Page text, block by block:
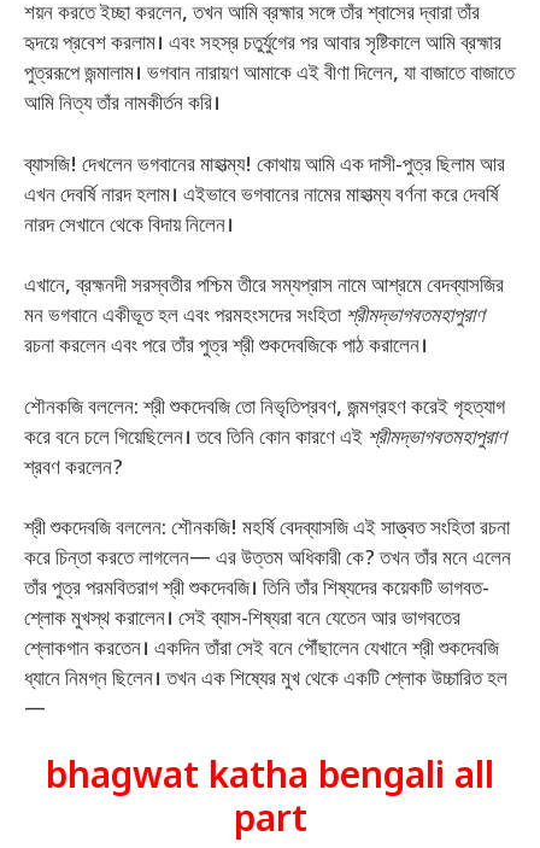
শয়ন করতে ইচ্ছা করলেন, তখন আমি ব্রহ্মার সঙ্গে তাঁর শ্বাসের দ্বারা তাঁর
হৃদয়ে প্রবেশ করলাম। এবং সহস্র চতুর্যুগের পর আবার সৃষ্টিকালে আমি ব্রহ্মার
পুত্ররূপে জন্মালাম। ভগবান নারায়ণ আমাকে এই বীণা দিলেন, যা বাজাতে বাজাতে
আমি নিত্য তাঁর নামকীর্তন করি।
ব্যাসজি! দেখলেন ভগবানের মাহাত্ম্য! কোথায় আমি এক দাসী-পুত্র ছিলাম আর
এখন দেবর্ষি নারদ হলাম। এইভাবে ভগবানের নামের মাহাত্ম্য বর্ণনা করে দেবর্ষি
নারদ সেখানে থেকে বিদায় নিলেন।
এখানে, ব্রহ্মনদী সরস্বতীর পশ্চিম তীরে সম্যপ্রাস নামে আশ্রমে বেদব্যাসজির
মন ভগবানে একীভূত হল এবং পরমহংসদের সংহিতা শ্রীমদ্ভাগবতমহাপুরাণ
রচনা করলেন এবং পরে তাঁর পুত্র শ্রী শুকদেবজিকে পাঠ করালেন।
শৌনকজি বললেন: শ্রী শুকদেবজি তো নিভৃতিপ্রবণ, জন্মগ্রহণ করেই গৃহত্যাগ
করে বনে চলে গিয়েছিলেন। তবে তিনি কোন কারণে এই শ্রীমদ্ভাগবতমহাপুরাণ
শ্রবণ করলেন?
শ্রী শুকদেবজি বললেন: শৌনকজি! মহর্ষি বেদব্যাসজি এই সাত্ত্বত সংহিতা রচনা
করে চিন্তা করতে লাগলেন— এর উত্তম অধিকারী কে? তখন তাঁর মনে এলেন
তাঁর পুত্র পরমবিতরাগ শ্রী শুকদেবজি। তিনি তাঁর শিষ্যদের কয়েকটি ভাগবত-
শ্লোক মুখস্থ করালেন। সেই ব্যাস-শিষ্যরা বনে যেতেন আর ভাগবতের
শ্লোকগান করতেন। একদিন তাঁরা সেই বনে পৌঁছালেন যেখানে শ্রী শুকদেবজি
ধ্যানে নিমগ্ন ছিলেন। তখন এক শিষ্যের মুখ থেকে একটি শ্লোক উচ্চারিত হল
—
bhagwat katha bengali all
part